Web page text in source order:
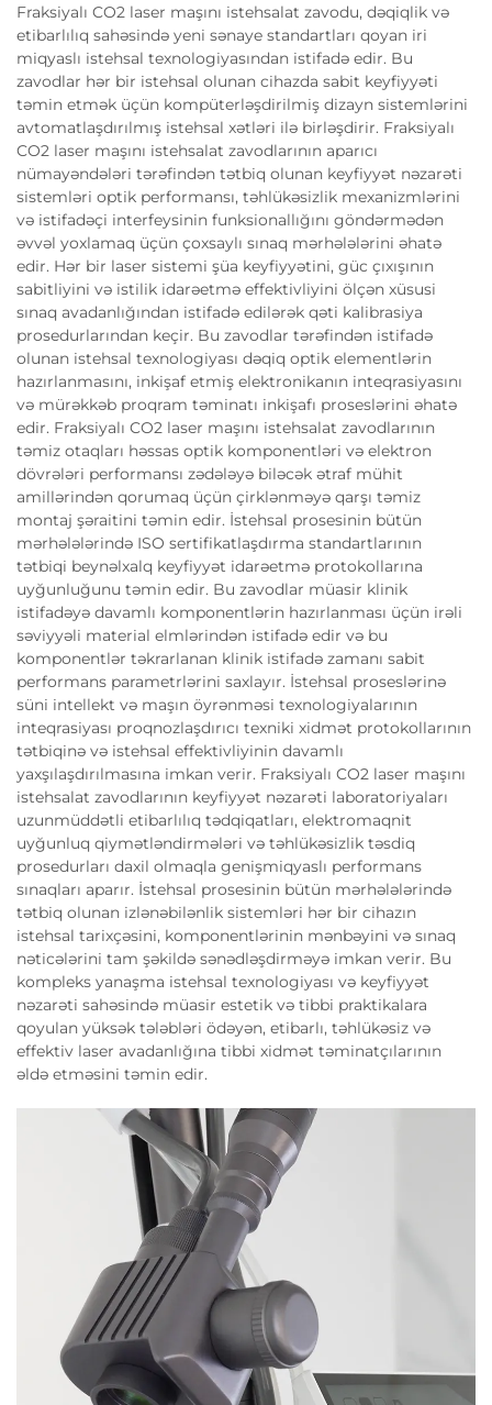
Fraksiyalı CO2 laser maşını istehsalat zavodu, dəqiqlik və
etibarlılıq sahəsində yeni sənaye standartları qoyan iri
miqyaslı istehsal texnologiyasından istifadə edir. Bu
zavodlar hər bir istehsal olunan cihazda sabit keyfiyyəti
təmin etmək üçün kompüterləşdirilmiş dizayn sistemlərini
avtomatlaşdırılmış istehsal xətləri ilə birləşdirir. Fraksiyalı
CO2 laser maşını istehsalat zavodlarının aparıcı
nümayəndələri tərəfindən tətbiq olunan keyfiyyət nəzarəti
sistemləri optik performansı, təhlükəsizlik mexanizmlərini
və istifadəçi interfeysinin funksionallığını göndərmədən
əvvəl yoxlamaq üçün çoxsaylı sınaq mərhələlərini əhatə
edir. Hər bir laser sistemi şüa keyfiyyətini, güc çıxışının
sabitliyini və istilik idarəetmə effektivliyini ölçən xüsusi
sınaq avadanlığından istifadə edilərək qəti kalibrasiya
prosedurlarından keçir. Bu zavodlar tərəfindən istifadə
olunan istehsal texnologiyası dəqiq optik elementlərin
hazırlanmasını, inkişaf etmiş elektronikanın inteqrasiyasını
və mürəkkəb proqram təminatı inkişafı proseslərini əhatə
edir. Fraksiyalı CO2 laser maşını istehsalat zavodlarının
təmiz otaqları həssas optik komponentləri və elektron
dövrələri performansı zədələyə biləcək ətraf mühit
amillərindən qorumaq üçün çirklənməyə qarşı təmiz
montaj şəraitini təmin edir. İstehsal prosesinin bütün
mərhələlərində ISO sertifikatlaşdırma standartlarının
tətbiqi beynəlxalq keyfiyyət idarəetmə protokollarına
uyğunluğunu təmin edir. Bu zavodlar müasir klinik
istifadəyə davamlı komponentlərin hazırlanması üçün irəli
səviyyəli material elmlərindən istifadə edir və bu
komponentlər təkrarlanan klinik istifadə zamanı sabit
performans parametrlərini saxlayır. İstehsal proseslərinə
süni intellekt və maşın öyrənməsi texnologiyalarının
inteqrasiyası proqnozlaşdırıcı texniki xidmət protokollarının
tətbiqinə və istehsal effektivliyinin davamlı
yaxşılaşdırılmasına imkan verir. Fraksiyalı CO2 laser maşını
istehsalat zavodlarının keyfiyyət nəzarəti laboratoriyaları
uzunmüddətli etibarlılıq tədqiqatları, elektromaqnit
uyğunluq qiymətləndirmələri və təhlükəsizlik təsdiq
prosedurları daxil olmaqla genişmiqyaslı performans
sınaqları aparır. İstehsal prosesinin bütün mərhələlərində
tətbiq olunan izlənəbilənlik sistemləri hər bir cihazın
istehsal tarixçəsini, komponentlərinin mənbəyini və sınaq
nəticələrini tam şəkildə sənədləşdirməyə imkan verir. Bu
kompleks yanaşma istehsal texnologiyası və keyfiyyət
nəzarəti sahəsində müasir estetik və tibbi praktikalara
qoyulan yüksək tələbləri ödəyən, etibarlı, təhlükəsiz və
effektiv laser avadanlığına tibbi xidmət təminatçılarının
əldə etməsini təmin edir.